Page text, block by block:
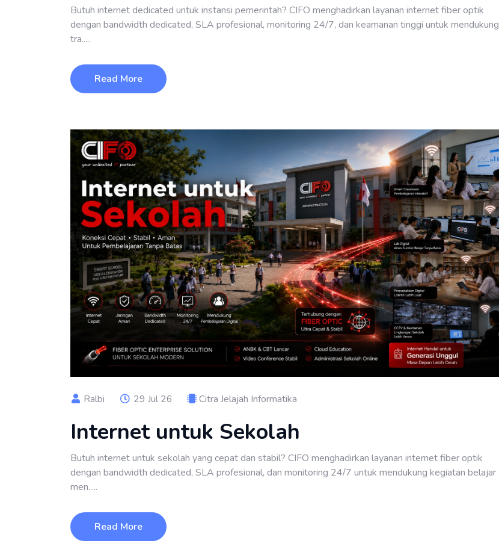
Butuh internet dedicated untuk instansi pemerintah? CIFO menghadirkan layanan internet fiber optik
dengan bandwidth dedicated, SLA profesional, monitoring 24/7, dan keamanan tinggi untuk mendukung
tra.....
Read More
Ralbi 29 Jul 26 Citra Jelajah Informatika
Internet untuk Sekolah
Butuh internet untuk sekolah yang cepat dan stabil? CIFO menghadirkan layanan internet fiber optik
dengan bandwidth dedicated, SLA profesional, dan monitoring 24/7 untuk mendukung kegiatan belajar
men.....
Read More